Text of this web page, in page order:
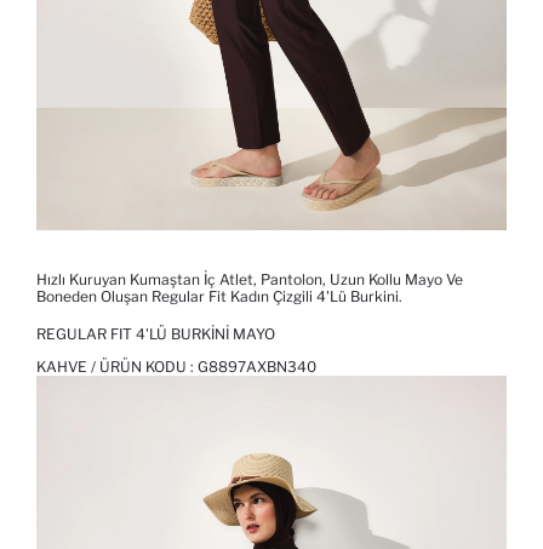
Hızlı Kuruyan Kumaştan İç Atlet, Pantolon, Uzun Kollu Mayo Ve
Boneden Oluşan Regular Fit Kadın Çizgili 4'lü Burkini.
REGULAR FIT 4'LÜ BURKINI MAYO
KAHVE / ÜRÜN KODU : G8897AXBN340